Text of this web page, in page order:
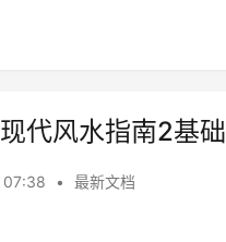
代风水指南2基础
07:38 • 最新文档